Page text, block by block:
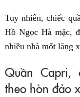
Tuy nhiên, chiếc
Hồ Ngọc Hà mặc,
nhiều nhà mốt lăng
Quần Capri,
theo hòn đảo